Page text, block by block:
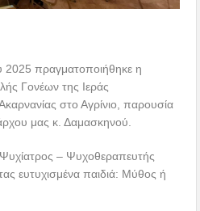
2025 πραγματοποιήθηκε η
Γονέων της Ιεράς
στο Αγρίνιο, παρουσία
μας κ. Δαμασκηνού.
– Ψυχοθεραπευτής
ευτυχισμένα παιδιά: Μύθος ή